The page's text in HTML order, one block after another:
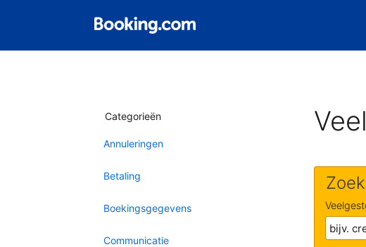
Categorieën
Annuleringen
Betaling
Boekingsgegevens
Communicatie
Zoek